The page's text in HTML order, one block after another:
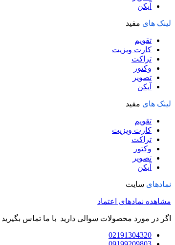
آیکن
لینک های مفید
تقویم
کارت ویزیت
تراکت
وکتور
تصویر
آیکن
لینک های مفید
تقویم
کارت ویزیت
تراکت
وکتور
تصویر
آیکن
نمادهای سایت
مشاهده نمادهای اعتماد
اگر در مورد محصولات سوالی دارید با ما تماس بگیرید
02191304320